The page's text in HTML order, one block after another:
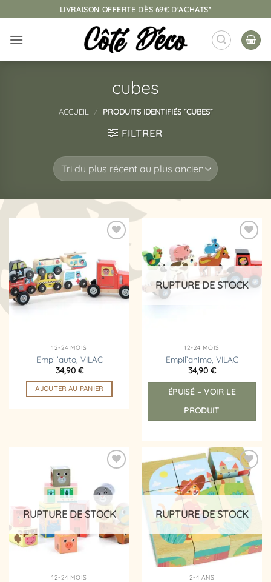
au
contenu
LIVRAISON OFFERTE DÈS 69€ D'ACHATS*
cubes
ACCUEIL / PRODUITS IDENTIFIÉS “CUBES”
FILTRER
liste
d’envies
12-24 MOIS
Empil’auto, VILAC
34,90 €
AJOUTER AU PANIER
Ajouter
à la
liste
d’envies
RUPTURE DE STOCK
12-24 MOIS
Empil’animo, VILAC
34,90 €
ÉPUISÉ – VOIR LE
PRODUIT
à la
liste
d’envies
RUPTURE DE STOCK
12-24 MOIS
Ajouter
à la
liste
d’envies
RUPTURE DE STOCK
2-4 ANS